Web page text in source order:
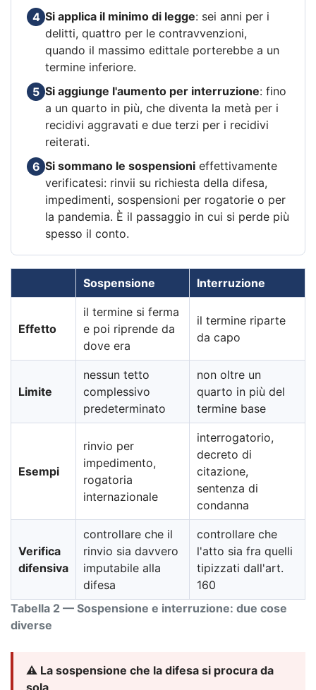
4 Si applica il minimo di legge: sei anni per i
delitti, quattro per le contravvenzioni,
quando il massimo edittale porterebbe a un
termine inferiore.
5 Si aggiunge l'aumento per interruzione: fino
a un quarto in più, che diventa la metà per i
recidivi aggravati e due terzi per i recidivi
reiterati.
6 Si sommano le sospensioni effettivamente
verificatesi: rinvii su richiesta della difesa,
impedimenti, sospensioni per rogatorie o per
la pandemia. È il passaggio in cui si perde più
spesso il conto.
Tabella 2 — Sospensione e interruzione: due cose
diverse
Sospensione Interruzione
Effetto
il termine si ferma
e poi riprende da
dove era
il termine riparte
da capo
Limite
nessun tetto
complessivo
predeterminato
non oltre un
quarto in più del
termine base
Esempi
rinvio per
impedimento,
rogatoria
internazionale
interrogatorio,
decreto di
citazione,
sentenza di
condanna
Verifica
difensiva
controllare che il
rinvio sia davvero
imputabile alla
difesa
controllare che
l'atto sia fra quelli
tipizzati dall'art.
160
⚠️ La sospensione che la difesa si procura da
sola